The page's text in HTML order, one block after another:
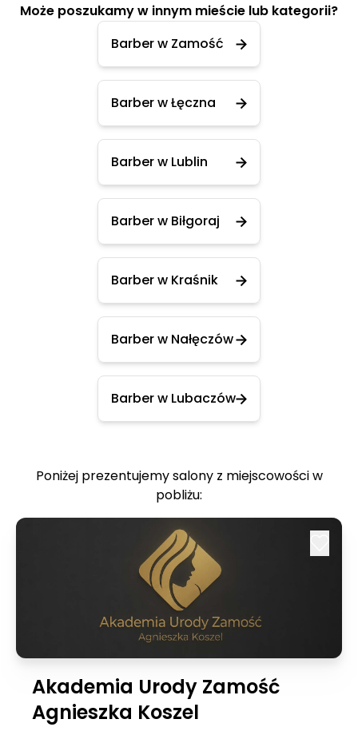
Może poszukamy w innym mieście lub kategorii?
Barber w Zamość
Barber w Łęczna
Barber w Lublin
Barber w Biłgoraj
Barber w Kraśnik
Barber w Nałęczów
Barber w Lubaczów
Poniżej prezentujemy salony z miejscowości w
pobliżu:
Akademia Urody Zamość
Agnieszka Koszel